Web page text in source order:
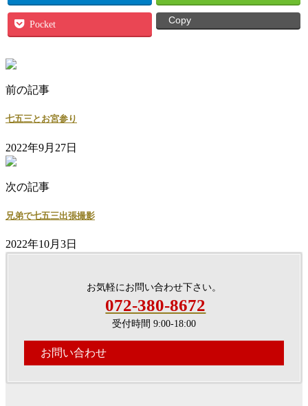
Pocket Copy
前の記事
七五三とお宮参り
2022年9月27日
次の記事
兄弟で七五三出張撮影
2022年10月3日
お気軽にお問い合わせ下さい。
072-380-8672
受付時間 9:00-18:00
お問い合わせ